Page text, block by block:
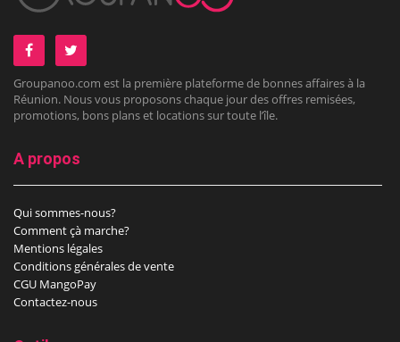
Groupanoo.com est la première plateforme de bonnes affaires à la
Réunion. Nous vous proposons chaque jour des offres remisées,
promotions, bons plans et locations sur toute l’île.
A propos
Qui sommes-nous?
Comment çà marche?
Mentions légales
Conditions générales de vente
CGU MangoPay
Contactez-nous